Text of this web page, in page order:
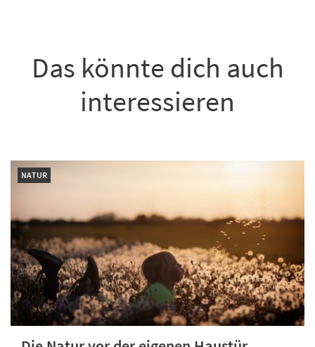
Das könnte dich auch
interessieren
NATUR